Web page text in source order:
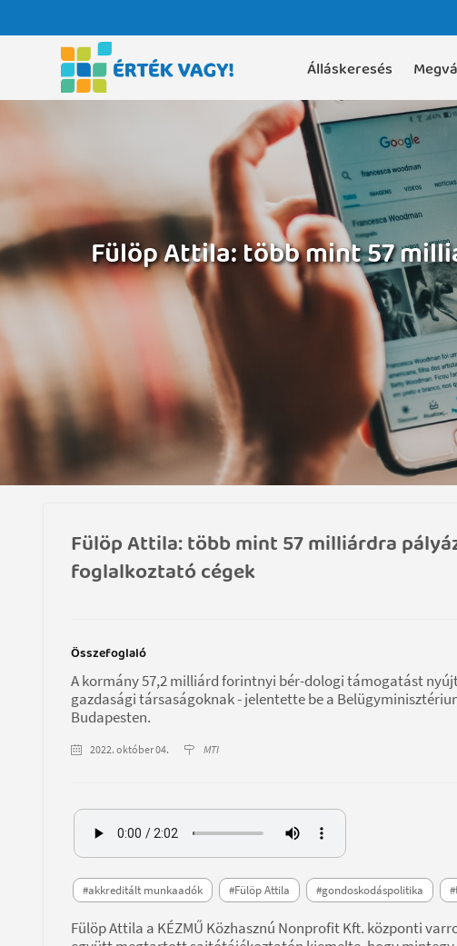
Álláskeresés
Fülöp Attila: több mint 57
Fülöp Attila: több mint 57 milliárdra
foglalkoztató cégek
Összefoglaló
A kormány 57,2 milliárd forintnyi bér-dologi támogatást
gazdasági társaságoknak - jelentette be a
Budapesten.
2022. október 04. MTI
#akkreditált munkaadók #Fülöp Attila #gondoskodáspolitika
Fülöp Attila a KÉZMŰ Közhasznú Nonprofit Kft. központi